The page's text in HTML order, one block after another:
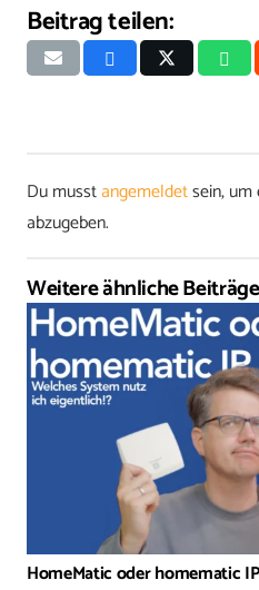
Beitrag teilen:
Du musstangemeldetsein,
abzugeben.
Weitere ähnliche
HomeMatic oder homematic